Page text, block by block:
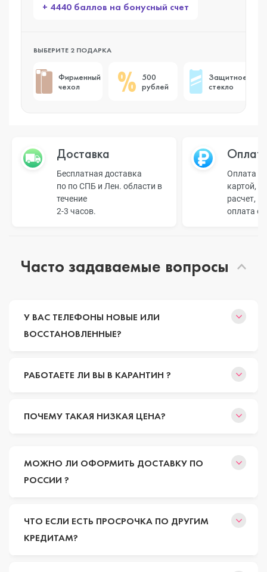
+ 4440 баллов на бонусный счет
ВЫБЕРИТЕ 2 ПОДАРКА
Фирменный
чехол
500
рублей
Защитное
стекло
Доставка
Бесплатная доставка
по по СПБ и Лен. области в
течение
2-3 часов.
Оплата
картой,
расчет,
оплата
Часто задаваемые вопросы
У ВАС ТЕЛЕФОНЫ НОВЫЕ ИЛИ
ВОССТАНОВЛЕННЫЕ?
РАБОТАЕТЕ ЛИ ВЫ В КАРАНТИН ?
ПОЧЕМУ ТАКАЯ НИЗКАЯ ЦЕНА?
МОЖНО ЛИ ОФОРМИТЬ ДОСТАВКУ ПО
РОССИИ ?
ЧТО ЕСЛИ ЕСТЬ ПРОСРОЧКА ПО ДРУГИМ
КРЕДИТАМ?